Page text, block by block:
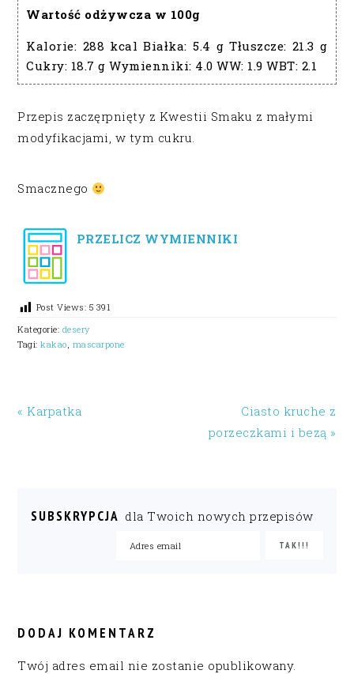
Wartość odżywcza w 100g
Kalorie: 288 kcal Białka:5.4 g Tłuszcze: 21.3 g
Cukry: 18.7 g Wymienniki: 4.0 WW: 1.9 WBT: 2.1
Przepis zaczęrpnięty z Kwestii Smaku z małymi
modyfikacjami, w tym cukru.
Smacznego
PRZELICZ WYMIENNIKI
Post Views: 5 391
Kategorie: desery
Tagi:kakao mascarpone
« Karpatka
Ciasto kruche z
porzeczkami i bezą »
SUBSKRYPCJA dla Twoich nowych przepisów
INTERACTIONS
DODAJ KOMENTARZ
Twój adres email nie zostanie opublikowany.